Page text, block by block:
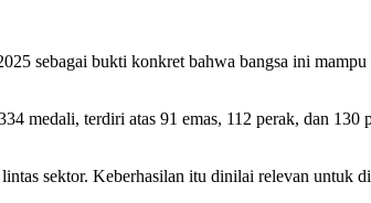
sebagai bukti konkret bahwa bangsa ini
medali, terdiri atas 91 emas, 112 perak, dan 130
sektor. Keberhasilan itu dinilai relevan untuk